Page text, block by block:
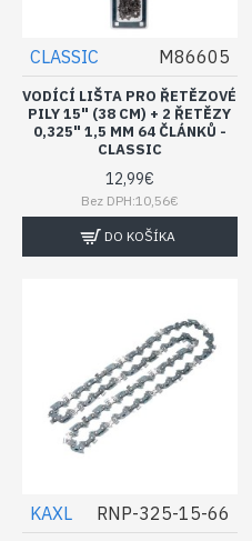
CLASSIC M86605
VODÍCÍ LIŠTA PRO ŘETĚZOVÉ
PILY 15" (38 CM) + 2 ŘETĚZY
0,325" 1,5 MM 64 ČLÁNKŮ -
CLASSIC
12,99€
Bez DPH:10,56€
DO KOŠÍKA
KAXL RNP-325-15-66